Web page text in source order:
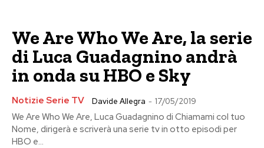
We Are Who We Are, la serie
di Luca Guadagnino andrà
in onda su HBO e Sky
Notizie Serie TV Davide Allegra - 17/05/2019
We Are Who We Are, Luca Guadagnino di Chiamami col tuo
Nome, dirigerà e scriverà una serie tv in otto episodi per
HBO e...